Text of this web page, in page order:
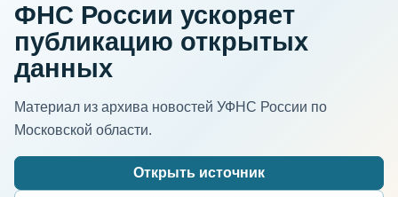
ФНС России ускоряет
публикацию открытых
данных
Материал из архива новостей УФНС России по
Московской области.
Открыть источник